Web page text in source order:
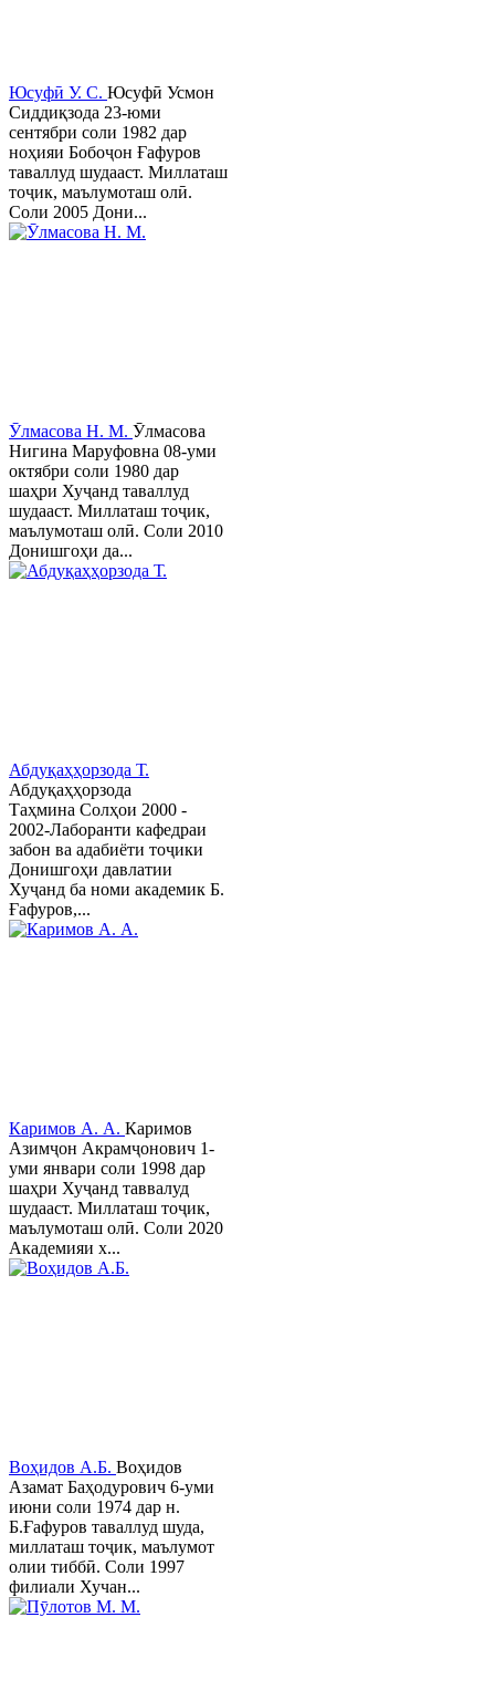
Юсуфӣ У. C. Юсуфӣ Усмон
Сиддиқзода 23-юми
сентябри соли 1982 дар
ноҳияи Бобоҷон Ғафуров
таваллуд шудааст. Миллаташ
тоҷик, маълумоташ олӣ.
Соли 2005 Дони...
Ӯлмасова Н. М. Ӯлмасова
Нигина Маруфовна 08-уми
октябри соли 1980 дар
шаҳри Хуҷанд таваллуд
шудааст. Миллаташ тоҷик,
маълумоташ олӣ. Соли 2010
Донишгоҳи да...
Абдуқаҳҳорзода Т.
Абдуқаҳҳорзода
Таҳмина Солҳои 2000 -
2002-Лаборанти кафедраи
забон ва адабиёти тоҷики
Донишгоҳи давлатии
Хуҷанд ба номи академик Б.
Ғафуров,...
Каримов А. А. Каримов
Азимҷон Акрамҷонович 1-
уми январи соли 1998 дар
шаҳри Хуҷанд таввалуд
шудааст. Миллаташ тоҷик,
маълумоташ олӣ. Соли 2020
Академияи х...
Воҳидов А.Б. Воҳидов
Азамат Баҳодурович 6-уми
июни соли 1974 дар н.
Б.Ғафуров таваллуд шуда,
миллаташ тоҷик, маълумот
олии тиббӣ. Соли 1997
филиали Хучан...